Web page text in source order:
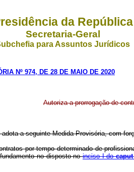
da República
Secretaria-Geral
para Assuntos Jurídicos
Nº 974, DE 28 DE MAIO DE 2020
Autoriza a prorrogação de
a seguinte Medida Provisória, com
por tempo determinado de
no disposto noinciso I docaput